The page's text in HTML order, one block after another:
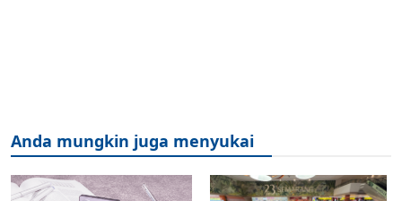
Anda mungkin juga menyukai